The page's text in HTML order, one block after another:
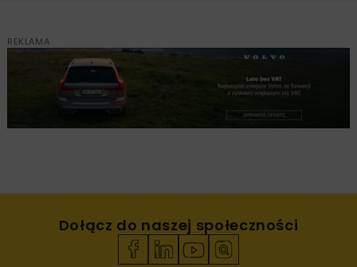
REKLAMA
Dołącz do naszej społeczności